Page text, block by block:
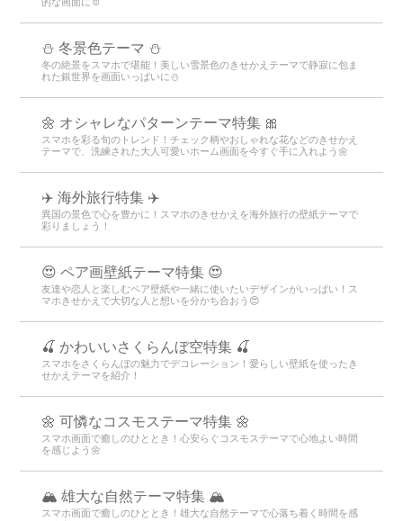
⛄️ 冬景色テーマ ⛄️
冬の絶景をスマホで堪能！美しい雪景色のきせかえテーマで静寂に包ま
れた銀世界を画面いっぱいに⛄️
🌼 オシャレなパターンテーマ特集 🎀
スマホを彩る旬のトレンド！チェック柄やおしゃれな花などのきせかえ
テーマで、洗練された大人可愛いホーム画面を今すぐ手に入れよう🌼
✈️ 海外旅行特集 ✈️
異国の景色で心を豊かに！スマホのきせかえを海外旅行の壁紙テーマで
彩りましょう！
😍 ペア画壁紙テーマ特集 😍
友達や恋人と楽しむペア壁紙や一緒に使いたいデザインがいっぱい！ス
マホきせかえで大切な人と想いを分かち合おう😍
🍒 かわいいさくらんぼ空特集 🍒
スマホをさくらんぼの魅力でデコレーション！愛らしい壁紙を使ったき
せかえテーマを紹介！
🌼 可憐なコスモステーマ特集 🌼
スマホ画面で癒しのひととき！心安らぐコスモステーマで心地よい時間
を感じよう🌼
🏔️ 雄大な自然テーマ特集 🏔️
スマホ画面で癒しのひととき！雄大な自然テーマで心落ち着く時間を感